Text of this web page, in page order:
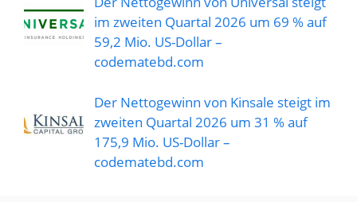
im zweiten Quartal 2026 um 69 % auf
59,2 Mio. US-Dollar –
codematebd.com
Der Nettogewinn von Kinsale steigt im
zweiten Quartal 2026 um 31 % auf
175,9 Mio. US-Dollar –
codematebd.com